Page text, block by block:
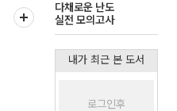
다채로운 난도
실전 모의고사
내가 최근 본 도서
로그인후